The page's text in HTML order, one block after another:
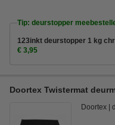
Tip: deurstopper
123inkt deurstopper 1 kg
€ 3,95
Doortex Twistermat
Doortex